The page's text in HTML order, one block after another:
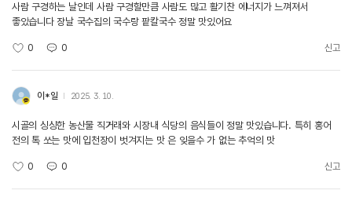
사람 구경하는 날인데 사람 구경할만큼 사람도 많고 활기찬 에너지가 느껴져서
좋았습니다 장날 국수집의 국수랑 팥칼국수 정말 맛있어요
0 0 신고
이*일 2025. 3. 10.
시골의 싱싱한 농산물 직거래와 시장내 식당의 음식들이 정말 맛있습니다. 특히 홍어
전의 톡 쏘는 맛에 입천장이 벗겨지는 맛 은 잊을수 가 없는 추억의 맛
0 0 신고